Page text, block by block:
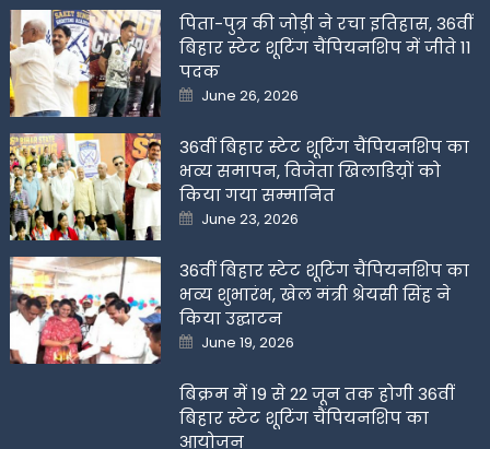
पिता-पुत्र की जोड़ी ने रचा इतिहास, 36वीं
बिहार स्टेट शूटिंग चैंपियनशिप में जीते 11
पदक
Posted
on
June 26, 2026
36वीं बिहार स्टेट शूटिंग चैंपियनशिप का
भव्य समापन, विजेता खिलाडिय़ों को
किया गया सम्मानित
Posted
on
June 23, 2026
36वीं बिहार स्टेट शूटिंग चैंपियनशिप का
भव्य शुभारंभ, खेल मंत्री श्रेयसी सिंह ने
किया उद्घाटन
Posted
on
June 19, 2026
बिक्रम में 19 से 22 जून तक होगी 36वीं
बिहार स्टेट शूटिंग चैंपियनशिप का
आयोजन